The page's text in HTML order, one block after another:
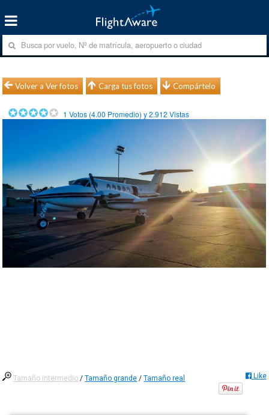
Volver a Ver fotos Carga tus fotos Compártelo
1 Votos (4.00 Promedio) y2.912 Vistas
Tamaño intermedio /Tamaño grande /Tamaño real Like